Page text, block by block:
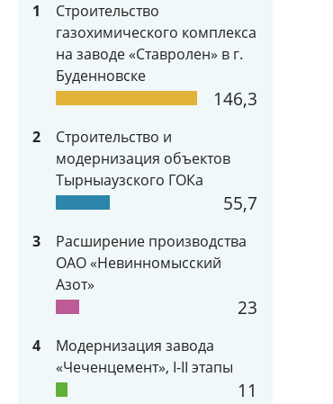
1
Строительство
газохимического комплекса
на заводе «Ставролен» в г.
Буденновске
146,3
2
Строительство и
модернизация объектов
Тырныаузского ГОКа
55,7
3
Расширение производства
ОАО «Невинномысский
Азот»
23
4
Модернизация завода
«Чеченцемент», I-II этапы
11